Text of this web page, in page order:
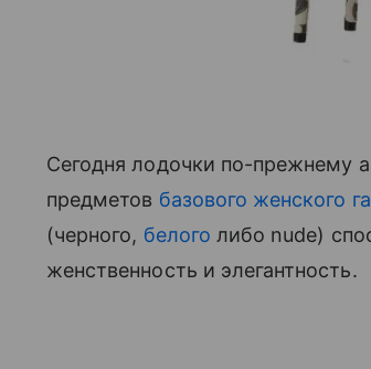
Сегодня лодочки по-прежнему
предметов базового женского
(черного, белого либо nude)
женственность и элегантность.